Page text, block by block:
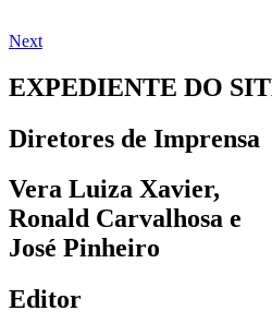
Next
EXPEDIENTE DO
Diretores de Imprensa
Vera Luiza Xavier,
Ronald Carvalhosa e
José Pinheiro
Editor